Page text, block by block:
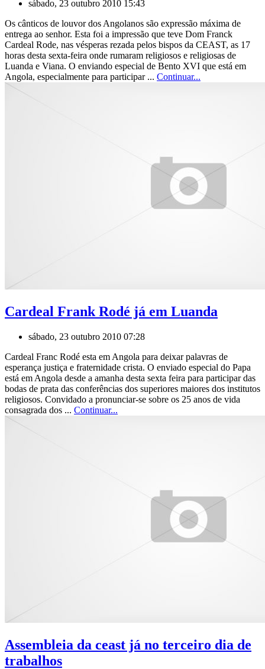
sábado, 23 outubro 2010 15:43
Os cânticos de louvor dos Angolanos são expressão máxima de
entrega ao senhor. Esta foi a impressão que teve Dom Franck
Cardeal Rode, nas vésperas rezada pelos bispos da CEAST, as 17
horas desta sexta-feira onde rumaram religiosos e religiosas de
Luanda e Viana. O enviando especial de Bento XVI que está em
Angola, especialmente para participar ... Continuar...
Cardeal Frank Rodé já em Luanda
sábado, 23 outubro 2010 07:28
Cardeal Franc Rodé esta em Angola para deixar palavras de
esperança justiça e fraternidade crista. O enviado especial do Papa
está em Angola desde a amanha desta sexta feira para participar das
bodas de prata das conferências dos superiores maiores dos institutos
religiosos. Convidado a pronunciar-se sobre os 25 anos de vida
consagrada dos ... Continuar...
Assembleia da ceast já no terceiro dia de
trabalhos